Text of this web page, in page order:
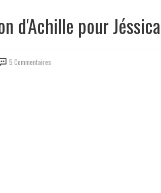
d'Achille pour
5 Commentaires